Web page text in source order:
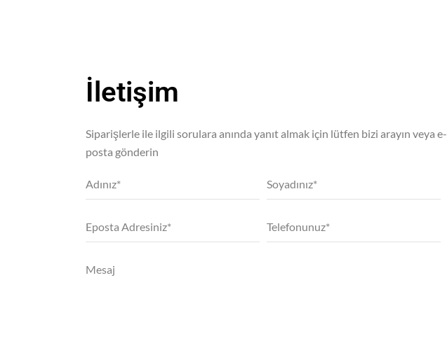
İletişim
Siparişlerle ile ilgili sorulara anında yanıt almak için lütfen bizi arayın veya e-
posta gönderin